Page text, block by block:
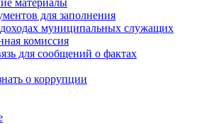
материалы
для заполнения
муниципальных служащих
комиссия
для сообщений о фактах
о коррупции